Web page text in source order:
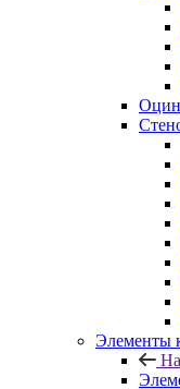
Элементы